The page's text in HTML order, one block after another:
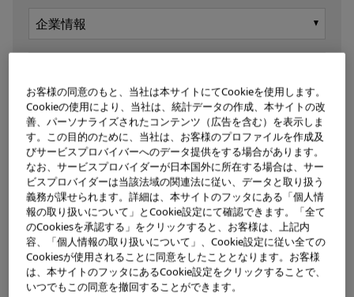
表示
2003年12月25日 ニュース
オリンパスロジテックス 環境マネジメントシス
テム「ISO 14001」の認証を取得
2003年12月11日 お知らせ
お客様の同意のもと、当社は本サイトにてCookieを使用します。
Cookieの使用により、当社は、統計データの作成、本サイトの改
善、パーソナライズされたコンテンツ（広告を含む）を表示しま
す。この目的のために、当社は、お客様のプロファイルを作成及
びサービスプロバイバーへのデータ提供をする場合があります。
なお、サービスプロバイダーが日本国外に所在する場合は、サー
ビスプロバイダーは当該法域の関連法に従い、データと取り扱う
義務が課せられます。詳細は、本サイトのフッタにある「個人情
報の取り扱いについて」とCookie設定にて確認できます。「全て
のCookiesを承認する」をクリックすると、お客様は、上記内
容、「個人情報の取り扱いについて」、Cookie設定に従い全ての
Cookiesが使用されることに同意をしたこととなります。お客様
は、本サイトのフッタにあるCookie設定をクリックすることで、
いつでもこの同意を撤回することができます。